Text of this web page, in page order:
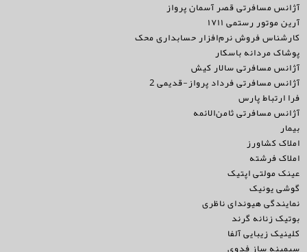
آژانس مسافرتی قصر آسمان پرواز
آرین موتور رستمی ۱۷۱۱
کارشناس فروش نرم‌افزار حسابداری محک
پوشاک مردانه باسکار
آژانس مسافرتی سالار کیش
آژانس مسافرتی فرداد پرواز-قدیمی 2
فرا ارتباط پارس
آژانس مسافرتی ثامن‌الائمه
بيمار
املاک کشاورز
املاک فرشته
عینک مولتی اپتیک
گوشی یونیک
نمایندگی هیوندای ناظری
بوتیک زنانه گرند
کلینیک زیبایی آلفا